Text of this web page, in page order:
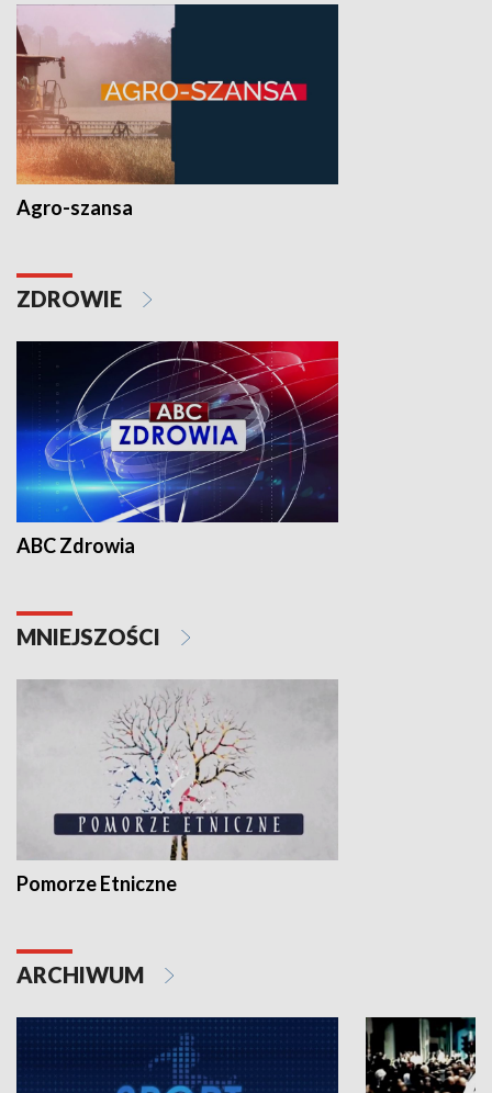
Agro-szansa
ZDROWIE
ABC Zdrowia
MNIEJSZOŚCI
Pomorze Etniczne
ARCHIWUM